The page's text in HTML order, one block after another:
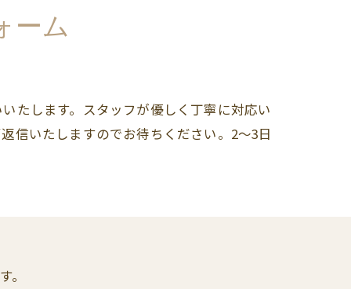
ーム
たします。スタッフが優しく丁寧に対応い
信いたしますのでお待ちください。2～3日
。